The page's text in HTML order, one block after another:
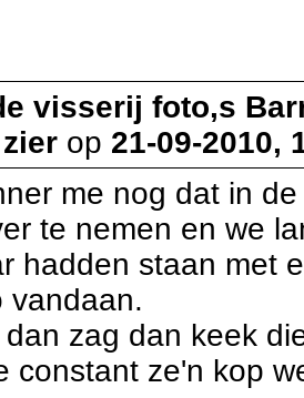
visserij foto,s
zier op 21-09-2010,
me nog dat in
te nemen en we
hadden staan met
vandaan.
zag dan keek
constant ze'n kop